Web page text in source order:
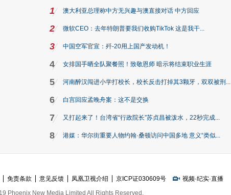
1 澳大利亚总理称中方无兴趣与澳直接对话 中方回应
2 微软CEO：去年特朗普要我们收购TikTok 这是我干...
3 中国空军官宣：歼-20用上国产发动机！
4 女排国手晒全队聚餐照！致敬恩师 暗示将结束职业生涯
5 河南醉汉闯进小学打校长，校长反击打掉其3颗牙，双双被刑...
6 白宫回应孟晚舟案：这不是交换
7 又打起来了！台湾省“行政院长”苏贞昌被泼水，22秒完成...
8 港媒：华尔街重要人物约翰·桑顿访问中国多地 意义“类似...
免责条款 意见反馈 凤凰卫视介绍 京ICP证030609号 视频·纪实·直播
Phoenix New Media Limited All Rights Reserved.